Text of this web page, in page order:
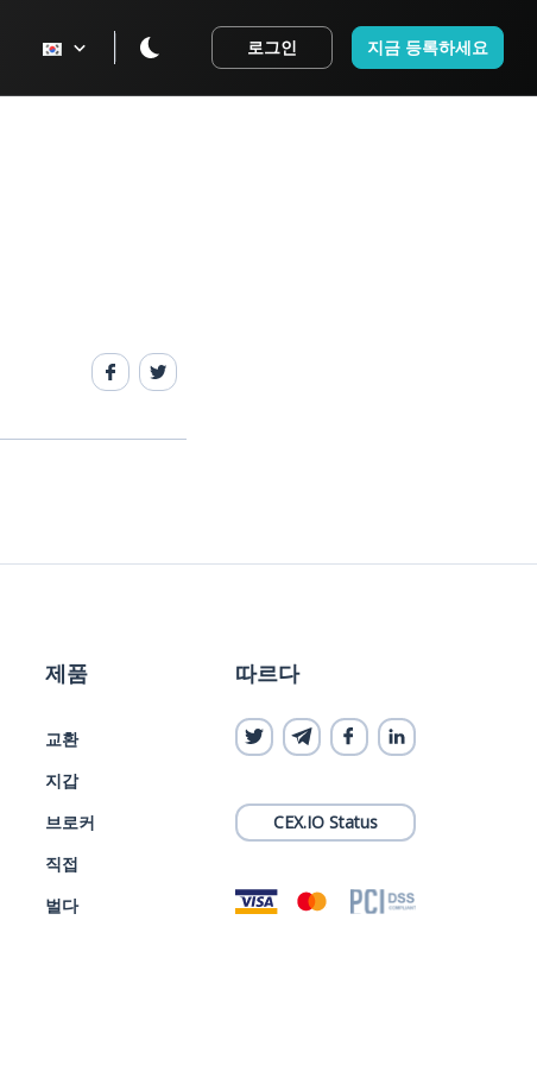
로그인 지금 등록하세요
제품
교환
지갑
브로커
직접
벌다
따르다
CEX.IO Status